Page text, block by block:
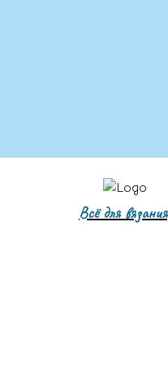
Всё для вязания